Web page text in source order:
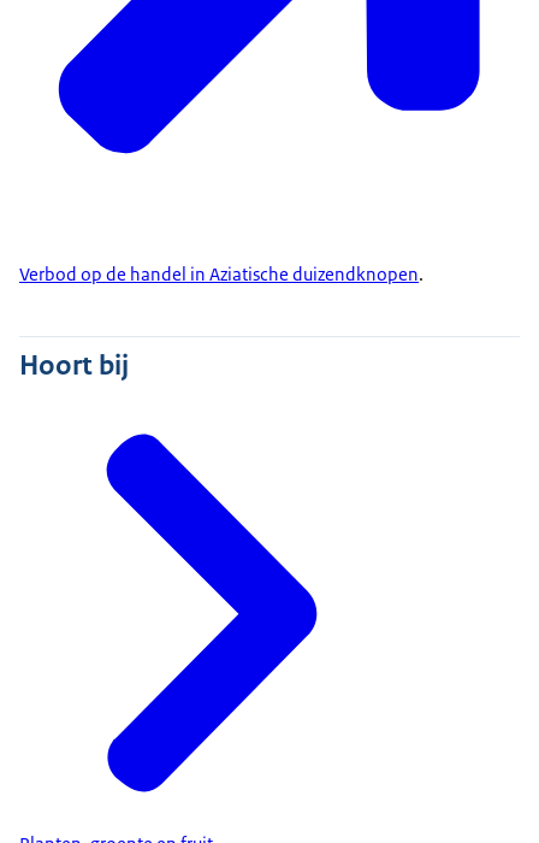
Verbod op de handel in Aziatische duizendknopen.
Hoort bij